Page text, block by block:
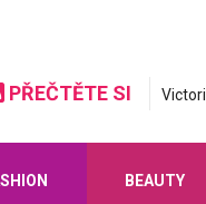
PŘEČTĚTE SI
BEAUTY